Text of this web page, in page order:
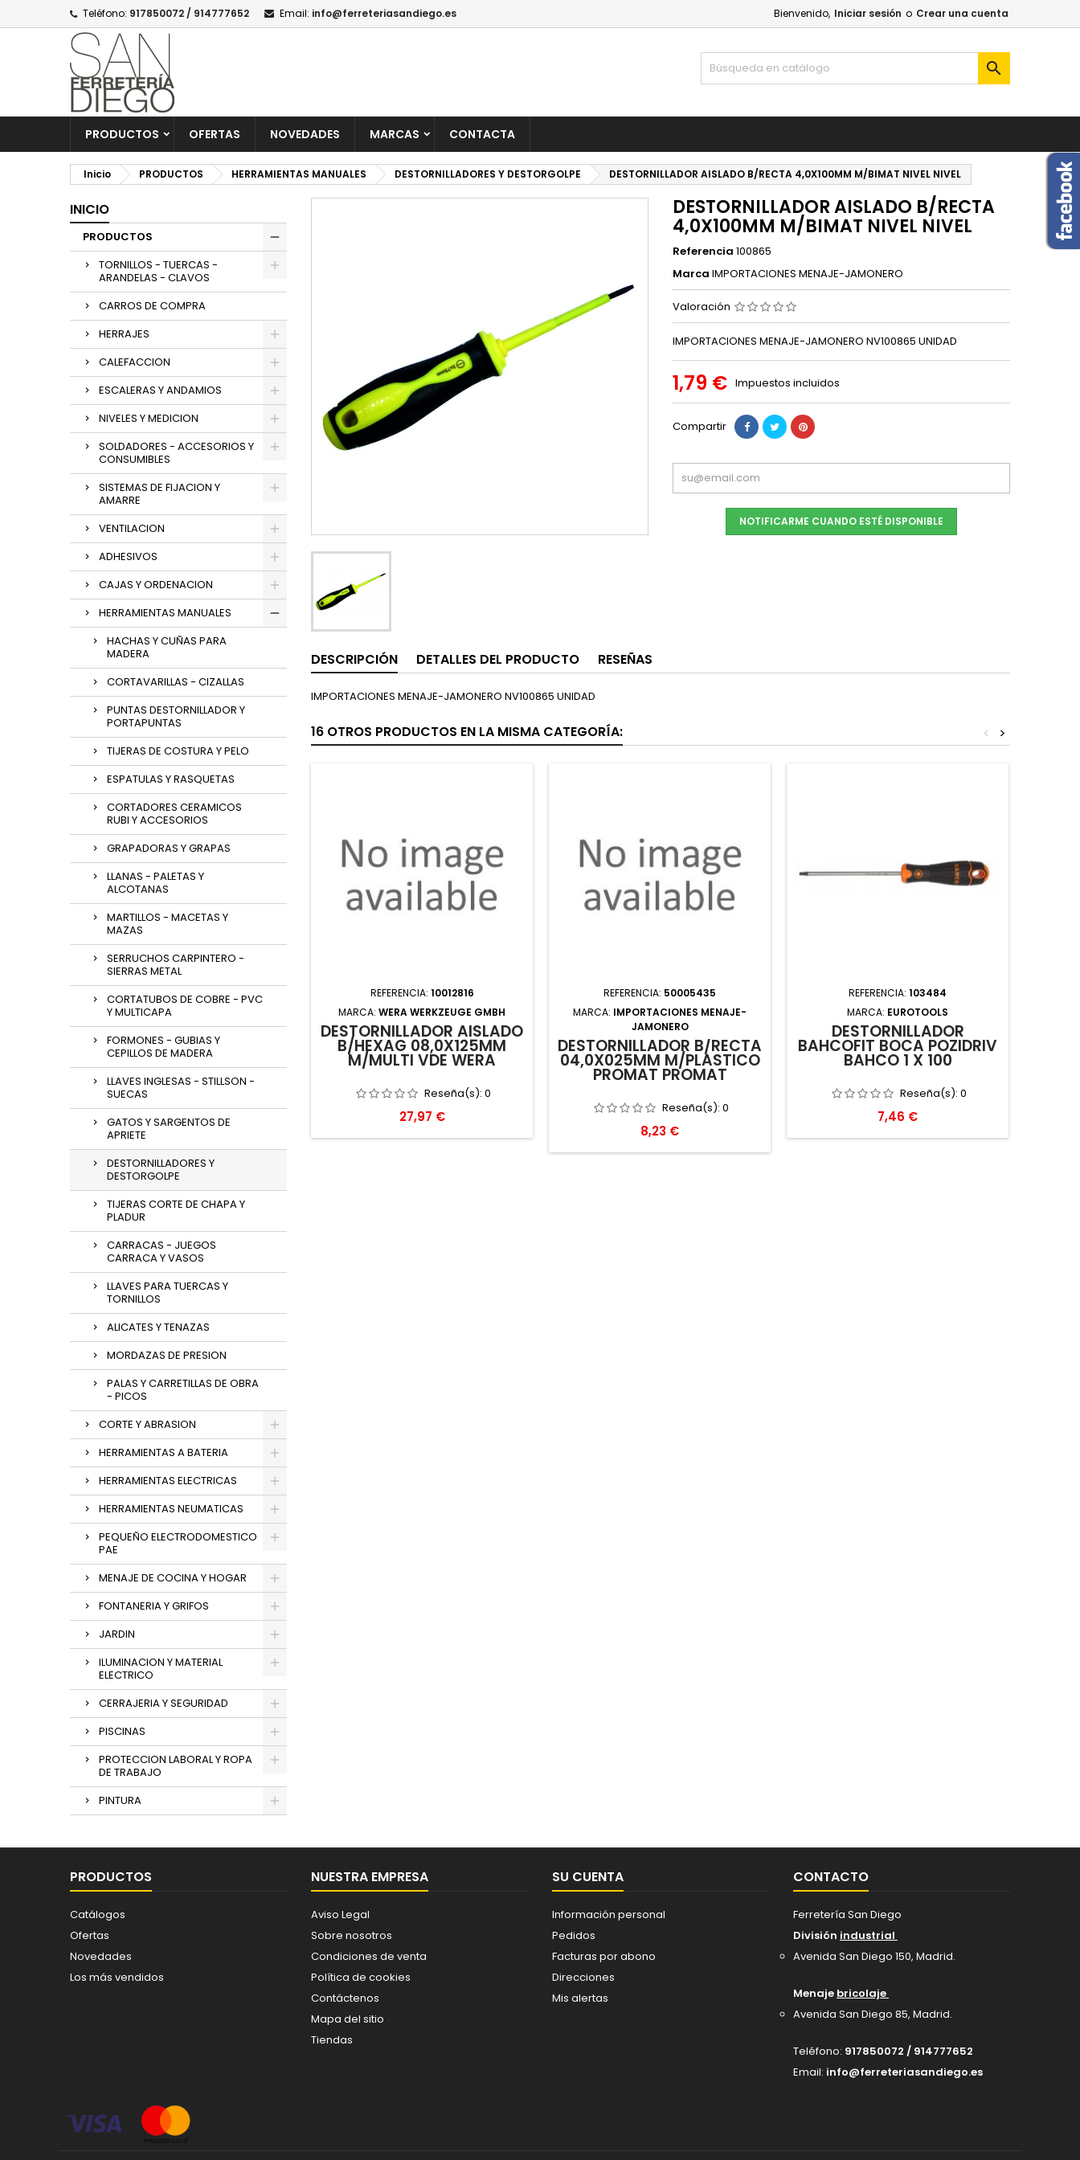
Teléfono: 917850072 / 914777652 Email: info@ferreteriasandiego.es Bienvenido, Iniciar sesión o Crear una cuenta

PRODUCTOS OFERTAS NOVEDADES MARCAS CONTACTA
Inicio PRODUCTOS HERRAMIENTAS MANUALES DESTORNILLADORES Y DESTORGOLPE DESTORNILLADOR AISLADO B/RECTA 4,0X100MM M/BIMAT NIVEL NIVEL
INICIO
PRODUCTOS
TORNILLOS - TUERCAS -
ARANDELAS - CLAVOS
CARROS DE COMPRA
HERRAJES
CALEFACCION
ESCALERAS Y ANDAMIOS
NIVELES Y MEDICION
SOLDADORES - ACCESORIOS Y
CONSUMIBLES
SISTEMAS DE FIJACION Y
AMARRE
VENTILACION
ADHESIVOS
CAJAS Y ORDENACION
HERRAMIENTAS MANUALES
HACHAS Y CUÑAS PARA
MADERA
CORTAVARILLAS - CIZALLAS
PUNTAS DESTORNILLADOR Y
PORTAPUNTAS
TIJERAS DE COSTURA Y PELO
ESPATULAS Y RASQUETAS
CORTADORES CERAMICOS
RUBI Y ACCESORIOS
GRAPADORAS Y GRAPAS
LLANAS - PALETAS Y
ALCOTANAS
MARTILLOS - MACETAS Y
MAZAS
SERRUCHOS CARPINTERO -
SIERRAS METAL
CORTATUBOS DE COBRE - PVC
Y MULTICAPA
FORMONES - GUBIAS Y
CEPILLOS DE MADERA
LLAVES INGLESAS - STILLSON -
SUECAS
GATOS Y SARGENTOS DE
APRIETE
DESTORNILLADORES Y
DESTORGOLPE
TIJERAS CORTE DE CHAPA Y
PLADUR
CARRACAS - JUEGOS
CARRACA Y VASOS
LLAVES PARA TUERCAS Y
TORNILLOS
ALICATES Y TENAZAS
MORDAZAS DE PRESION
PALAS Y CARRETILLAS DE OBRA
- PICOS
CORTE Y ABRASION
HERRAMIENTAS A BATERIA
HERRAMIENTAS ELECTRICAS
HERRAMIENTAS NEUMATICAS
PEQUEÑO ELECTRODOMESTICO
PAE
MENAJE DE COCINA Y HOGAR
FONTANERIA Y GRIFOS
JARDIN
ILUMINACION Y MATERIAL
ELECTRICO
CERRAJERIA Y SEGURIDAD
PISCINAS
PROTECCION LABORAL Y ROPA
DE TRABAJO
PINTURA
DESTORNILLADOR AISLADO B/RECTA
4,0X100MM M/BIMAT NIVEL NIVEL
Referencia 100865
Marca IMPORTACIONES MENAJE-JAMONERO
Valoración
IMPORTACIONES MENAJE-JAMONERO NV100865 UNIDAD
1,79 € Impuestos incluidos
Compartir
NOTIFICARME CUANDO ESTÉ DISPONIBLE
DESCRIPCIÓN DETALLES DEL PRODUCTO RESEÑAS
IMPORTACIONES MENAJE-JAMONERO NV100865 UNIDAD
16 OTROS PRODUCTOS EN LA MISMA CATEGORÍA: >
<
REFERENCIA: 10012816
MARCA: WERA WERKZEUGE GMBH
DESTORNILLADOR AISLADO
B/HEXAG 08,0X125MM
M/MULTI VDE WERA
Reseña(s): 0
Precio
27,97 €
REFERENCIA: 50005435
MARCA: IMPORTACIONES MENAJE-
JAMONERO
DESTORNILLADOR B/RECTA
04,0X025MM M/PLASTICO
PROMAT PROMAT
Reseña(s): 0
Precio
8,23 €
REFERENCIA: 103484
MARCA: EUROTOOLS
DESTORNILLADOR
BAHCOFIT BOCA POZIDRIV
BAHCO 1 X 100
Reseña(s): 0
Precio
7,46 €
PRODUCTOS
Catálogos
Ofertas
Novedades
Los más vendidos
NUESTRA EMPRESA
Aviso Legal
Sobre nosotros
Condiciones de venta
Política de cookies
Contáctenos
Mapa del sitio
Tiendas
SU CUENTA
Información personal
Pedidos
Facturas por abono
Direcciones
Mis alertas
CONTACTO
Ferretería San Diego
División industrial
Avenida San Diego 150, Madrid.
Menaje bricolaje
Avenida San Diego 85, Madrid.
Teléfono: 917850072 / 914777652
Email: info@ferreteriasandiego.es